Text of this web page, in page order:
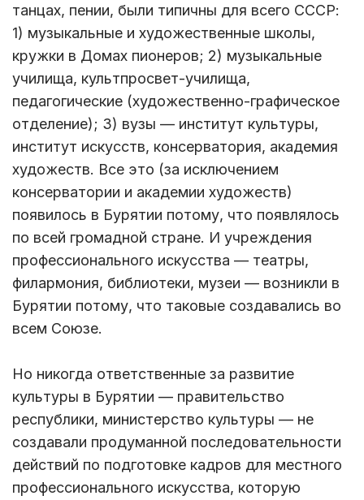
танцах, пении, были типичны для всего СССР:
1) музыкальные и художественные школы,
кружки в Домах пионеров; 2) музыкальные
училища, культпросвет-училища,
педагогические (художественно-графическое
отделение); 3) вузы — институт культуры,
институт искусств, консерватория, академия
художеств. Все это (за исключением
консерватории и академии художеств)
появилось в Бурятии потому, что появлялось
по всей громадной стране. И учреждения
профессионального искусства — театры,
филармония, библиотеки, музеи — возникли в
Бурятии потому, что таковые создавались во
всем Союзе.
Но никогда ответственные за развитие
культуры в Бурятии — правительство
республики, министерство культуры — не
создавали продуманной последовательности
действий по подготовке кадров для местного
профессионального искусства, которую